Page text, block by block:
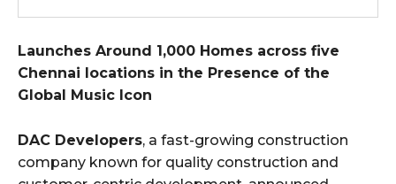
Launches Around 1,000 Homes across five
Chennai locations in the Presence of the
Global Music Icon
DAC Developers, a fast-growing construction
company known for quality construction and